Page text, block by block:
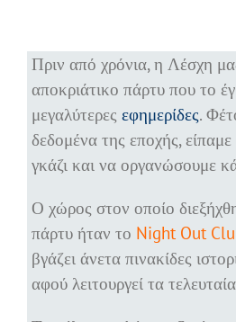
Πριν από χρόνια, η Λέσχη
αποκριάτικο πάρτυ που το
μεγαλύτερες εφημερίδες.
δεδομένα της εποχής,
γκάζι και να οργανώσουμε
Ο χώρος στον οποίο
πάρτυ ήταν το Night Out
βγάζει άνετα πινακίδες
αφού λειτουργεί τα